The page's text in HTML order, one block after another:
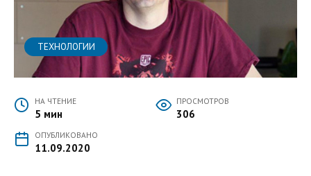
ТЕХНОЛОГИИ
НА ЧТЕНИЕ
5 мин
ПРОСМОТРОВ
306
ОПУБЛИКОВАНО
11.09.2020